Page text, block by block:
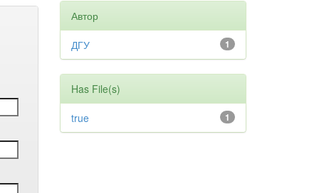
Автор
1
ДГУ
Has File(s)
1
true